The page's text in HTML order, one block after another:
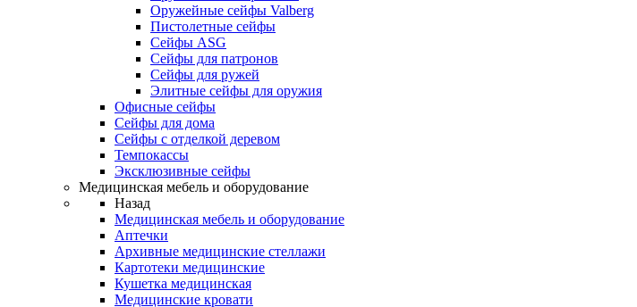
Оружейные сейфы Valberg
Пистолетные сейфы
Сейфы ASG
Сейфы для патронов
Сейфы для ружей
Элитные сейфы для оружия
Офисные сейфы
Сейфы для дома
Сейфы с отделкой деревом
Темпокассы
Эксклюзивные сейфы
Медицинская мебель и оборудование
Назад
Медицинская мебель и оборудование
Аптечки
Архивные медицинские стеллажи
Картотеки медицинские
Кушетка медицинская
Медицинские кровати